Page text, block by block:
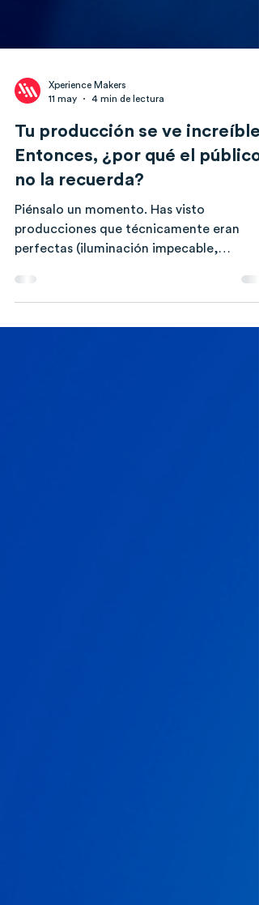
Xperience Makers
11 may
4 min de lectura
Tu producción se ve increíble.
no la recuerda?
Piénsalo un momento. Has visto
errores), sin embargo, a las dos semanas